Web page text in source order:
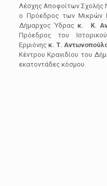
Λέσχης Αποφοίτων Σχολής
ο Πρόεδρος των Μικρών
Δήμαρχος Ύδρας κ. Κ.
Πρόεδρος του
Ερμιόνης κ. Τ.
Κέντρου Κρανιδίου του
εκατοντάδες κόσμου.